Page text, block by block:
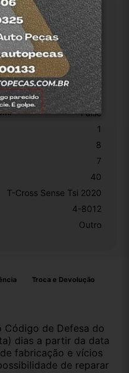
Volkswagen
782382152544
Carro/Caminhonete
Coxim Inferior Câmbio
False
1
8
7
40
T-Cross Sense Tsi 2020
4-8012
Outro
Troca e Devolução
Código de Defesa do
dias a partir da data
fabricação e vícios
de reparar